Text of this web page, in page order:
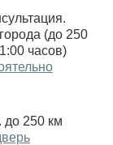
(до 250
часов)
до 250 км